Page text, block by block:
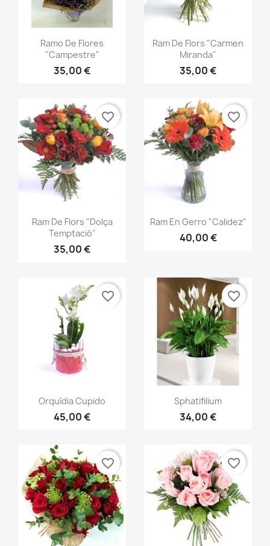
Vista ràpida
Ramo De Flores
"Campestre"
35,00 €
Vista ràpida
Ram De Flors "Carmen
Miranda"
35,00 €
Vista ràpida
Ram De Flors "Dolça
Temptació"
35,00 €
favorite_border
Vista ràpida
Ram En Gerro "Calidez"
40,00 €
favorite_border
Vista ràpida
Orquídia Cupido
45,00 €
favorite_border
Vista ràpida
Sphatifilium
34,00 €
favorite_border
favorite_border favorite_border